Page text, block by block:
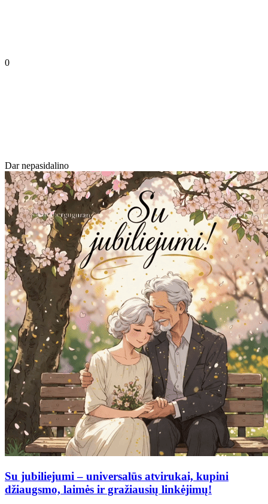
0
Dar nepasidalino
Su jubiliejumi – universalūs atvirukai, kupini
džiaugsmo, laimės ir gražiausių linkėjimų!